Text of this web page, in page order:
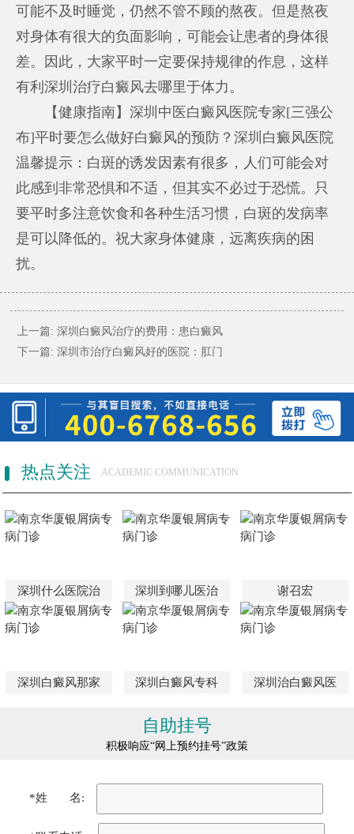
可能不及时睡觉，仍然不管不顾的熬夜。但是熬夜
对身体有很大的负面影响，可能会让患者的身体很
差。因此，大家平时一定要保持规律的作息，这样
有利深圳治疗白癜风去哪里于体力。
【健康指南】深圳中医白癜风医院专家[三强公
布]平时要怎么做好白癜风的预防？深圳白癜风医院
温馨提示：白斑的诱发因素有很多，人们可能会对
此感到非常恐惧和不适，但其实不必过于恐慌。只
要平时多注意饮食和各种生活习惯，白斑的发病率
是可以降低的。祝大家身体健康，远离疾病的困
扰。
上一篇: 深圳白癜风治疗的费用：患白癜风
下一篇: 深圳市治疗白癜风好的医院：肛门
热点关注 ACADEMIC COMMUNICATION
深圳什么医院治 深圳到哪儿医治 谢召宏
深圳白癜风那家 深圳白癜风专科 深圳治白癜风医
自助挂号
积极响应“网上预约挂号”政策
*姓 名: